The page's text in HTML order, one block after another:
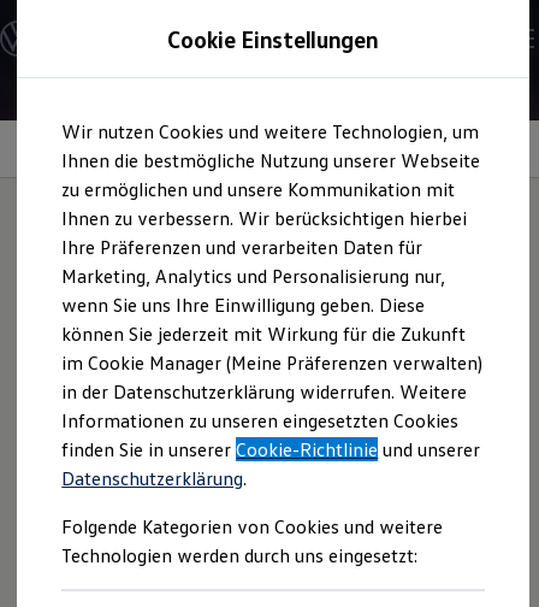
Hauptinhalt
springen
Footer
springen
Modelle und Konfigurator
Konfigurator
Modelle vergleichen
Elektroautos
ENERGY Sondermodelle
Nutzfahrzeuge
SUV und CUV
Familienautos
Kombis
Kompaktwagen
Sportwagen
Schnell verfügbare Fahrzeuge
Angebote und Produkte
Aktuelle Angebote
E-Auto-Förderung
Volkswagen Marktplatz
Die ENERGY Sondermodelle
Junge Gebrauchtwagen und Gebrauchtwagen
Volkswagen Zertifizierte Gebrauchtwagen
Elektromobilität bei Gebrauchtwagen
Saisonangebote
Reifenpakete
Leasing
Leasing-Angebote
16-Zoll-
Leichtmetallfelgen
„Valencia“für Ihren
Polo
Eine aufwendige Gusstechnik und hohe
sich das dynamische Speichen-Design aus dem R‑Line
Felgenprogramm in edlem Galvanograu Metallic. Fragen Sie
die Felgen gern bei Ihrem VolkswagenPartner an.
Cookie Einstellungen
Wir nutzen Cookies und weitere Technologien, um
Ihnen die bestmögliche Nutzung unserer Webseite
zu ermöglichen und unsere Kommunikation mit
Ihnen zu verbessern. Wir berücksichtigen hierbei
Ihre Präferenzen und verarbeiten Daten für
Marketing, Analytics und Personalisierung nur,
wenn Sie uns Ihre Einwilligung geben. Diese
können Sie jederzeit mit Wirkung für die Zukunft
im Cookie Manager (Meine Präferenzen verwalten)
in der Datenschutzerklärung widerrufen. Weitere
Informationen zu unseren eingesetzten Cookies
finden Sie in unsererCookie-Richtlinie und unserer
Datenschutzerklärung.
Folgende Kategorien von Cookies und weitere
Technologien werden durch uns eingesetzt: